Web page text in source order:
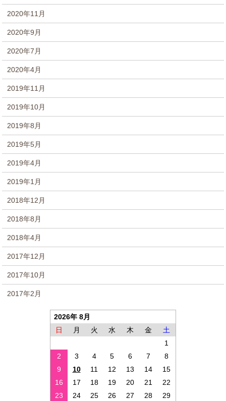
2020年11月
2020年9月
2020年7月
2020年4月
2019年11月
2019年10月
2019年8月
2019年5月
2019年4月
2019年1月
2018年12月
2018年8月
2018年4月
2017年12月
2017年10月
2017年2月
2026年 8月
日
月 火 水 木 金
土
1
2
3 4 5 6 7
8
9
10 11 12 13 14
15
16
17 18 19 20 21
22
23
24 25 26 27 28
29